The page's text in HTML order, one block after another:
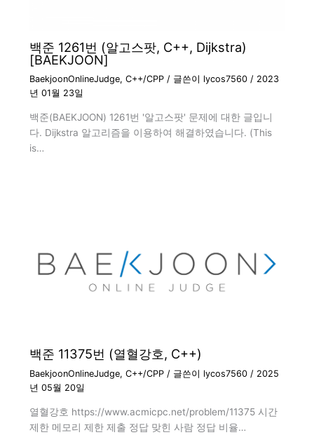
백준 1261번 (알고스팟, C++, Dijkstra)
[BAEKJOON]
BaekjoonOnlineJudge, C++/CPP/ 글쓴이 lycos7560 / 2023
년 01월 23일
백준(BAEKJOON) 1261번 '알고스팟' 문제에 대한 글입니
다. Dijkstra 알고리즘을 이용하여 해결하였습니다. (This
is…
백준 11375번 (열혈강호, C++)
BaekjoonOnlineJudge, C++/CPP/ 글쓴이 lycos7560 / 2025
년 05월 20일
열혈강호 https://www.acmicpc.net/problem/11375 시간
제한 메모리 제한 제출 정답 맞힌 사람 정답 비율…